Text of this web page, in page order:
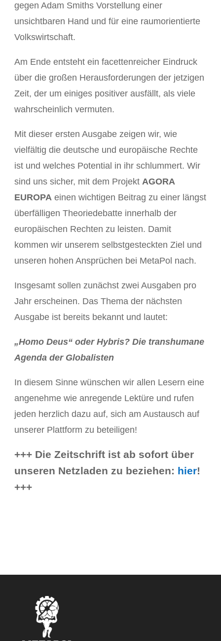
gegen Adam Smiths Vorstellung einer
unsichtbaren Hand und für eine raumorientierte
Volkswirtschaft.
Am Ende entsteht ein facettenreicher Eindruck
über die großen Herausforderungen der jetzigen
Zeit, der um einiges positiver ausfällt, als viele
wahrscheinlich vermuten.
Mit dieser ersten Ausgabe zeigen wir, wie
vielfältig die deutsche und europäische Rechte
ist und welches Potential in ihr schlummert. Wir
sind uns sicher, mit dem Projekt AGORA
EUROPAeinen wichtigen Beitrag zu einer längst
überfälligen Theoriedebatte innerhalb der
europäischen Rechten zu leisten. Damit
kommen wir unserem selbstgesteckten Ziel und
unseren hohen Ansprüchen bei MetaPol nach.
Insgesamt sollen zunächst zwei Ausgaben pro
Jahr erscheinen. Das Thema der nächsten
Ausgabe ist bereits bekannt und lautet:
„Homo Deus“ oder Hybris? Die transhumane
Agenda der Globalisten
In diesem Sinne wünschen wir allen Lesern eine
angenehme wie anregende Lektüre und rufen
jeden herzlich dazu auf, sich am Austausch auf
unserer Plattform zu beteiligen!
+++ Die Zeitschrift ist ab sofort über
unseren Netzladen zu beziehen: hier!
+++